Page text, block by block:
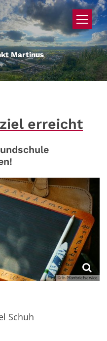
Martinus
erreicht
© in Pfarrbriefservice
Schuh